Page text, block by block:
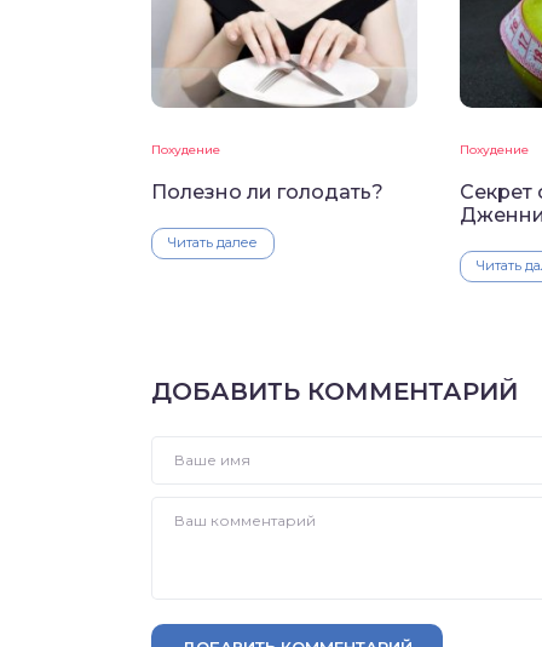
Похудение
Полезно ли голодать?
Читать далее
Похудение
Секрет
Читать
ДОБАВИТЬ КОММЕНТАРИЙ